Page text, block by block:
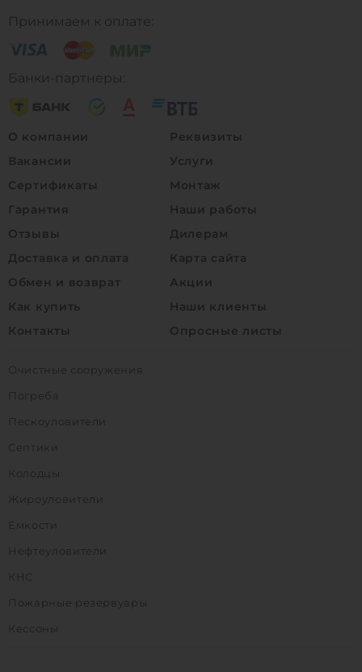
Принимаем к оплате:
Банки-партнеры:
О компании
Вакансии
Сертификаты
Гарантия
Отзывы
Доставка и оплата
Обмен и возврат
Как купить
Контакты
Реквизиты
Услуги
Монтаж
Наши работы
Дилерам
Карта сайта
Акции
Наши клиенты
Опросные листы
Очистные сооружения
Погреба
Пескоуловители
Септики
Колодцы
Жироуловители
Емкости
Нефтеуловители
КНС
Пожарные резервуары
Кессоны